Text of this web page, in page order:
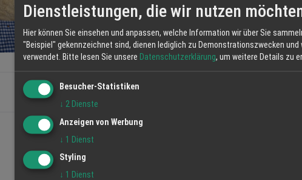
Dienstleistungen, die wir nutzen
Hier können Sie einsehen und anpassen, welche Information wir über Sie
"Beispiel" gekennzeichnet sind, dienen lediglich zu Demonstrationszwecken und
verwendet. Bitte lesen Sie unsere Datenschutzerklärung, um weitere Details zu
Besucher-Statistiken
↓ 2 Dienste
Anzeigen von Werbung
↓ 1 Dienst
Styling
↓ 1 Dienst